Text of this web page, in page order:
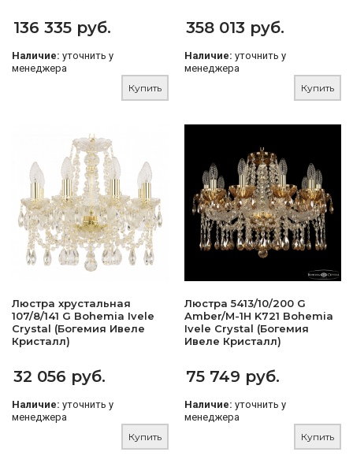
136 335 руб.
Наличие: уточнить у
менеджера
Купить
358 013 руб.
Наличие: уточнить у
менеджера
Купить
Люстра хрустальная
107/8/141 G Bohemia Ivele
Crystal (Богемия Ивеле
Кристалл)
32 056 руб.
Наличие: уточнить у
менеджера
Купить
Люстра 5413/10/200 G
Amber/M-1H K721 Bohemia
Ivele Crystal (Богемия
Ивеле Кристалл)
75 749 руб.
Наличие: уточнить у
менеджера
Купить